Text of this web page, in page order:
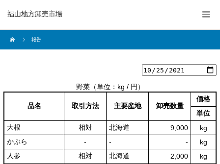
福山地方卸売市場
報告
野菜（単位：kg / 円）
品名 取引方法 主要産地 卸売数量
価格
単位
大根
相対 北海道 9,000
kg
かぶら
‐ ‐ ‐
kg
人参
相対 北海道 2,000
kg